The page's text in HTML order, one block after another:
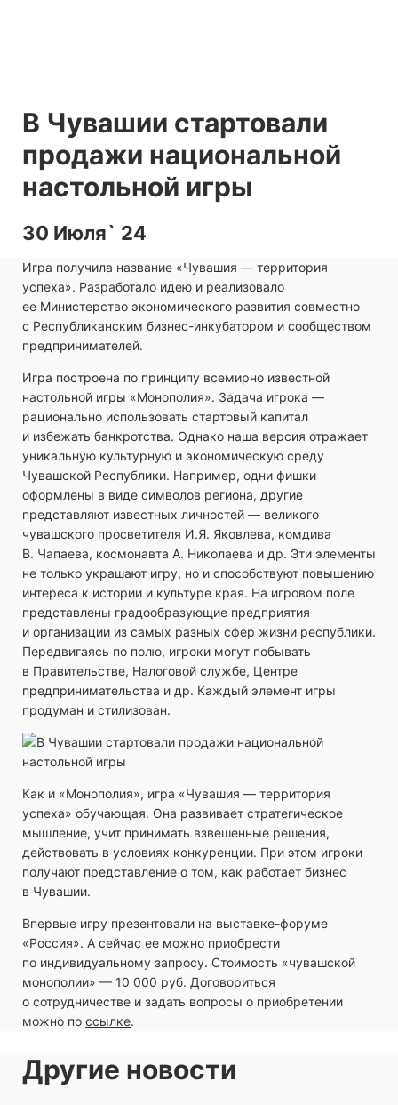
В Чувашии стартовали
продажи национальной
настольной игры
30 Июля` 24
Игра получила название «Чувашия — территория
успеха». Разработало идею и реализовало
ее Министерство экономического развития совместно
с Республиканским бизнес-инкубатором и сообществом
предпринимателей.
Игра построена по принципу всемирно известной
настольной игры «Монополия». Задача игрока —
рационально использовать стартовый капитал
и избежать банкротства. Однако наша версия отражает
уникальную культурную и экономическую среду
Чувашской Республики. Например, одни фишки
оформлены в виде символов региона, другие
представляют известных личностей — великого
чувашского просветителя И.Я. Яковлева, комдива
В. Чапаева, космонавта А. Николаева и др. Эти элементы
не только украшают игру, но и способствуют повышению
интереса к истории и культуре края. На игровом поле
представлены градообразующие предприятия
и организации из самых разных сфер жизни республики.
Передвигаясь по полю, игроки могут побывать
в Правительстве, Налоговой службе, Центре
предпринимательства и др. Каждый элемент игры
продуман и стилизован.
Как и «Монополия», игра «Чувашия — территория
успеха» обучающая. Она развивает стратегическое
мышление, учит принимать взвешенные решения,
действовать в условиях конкуренции. При этом игроки
получают представление о том, как работает бизнес
в Чувашии.
Впервые игру презентовали на выставке-форуме
«Россия». А сейчас ее можно приобрести
по индивидуальному запросу. Стоимость «чувашской
монополии» — 10 000 руб. Договориться
о сотрудничестве и задать вопросы о приобретении
можно по ссылке.
Другие новости